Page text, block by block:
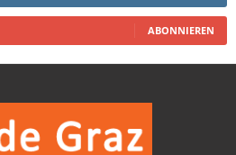
ABONNIEREN